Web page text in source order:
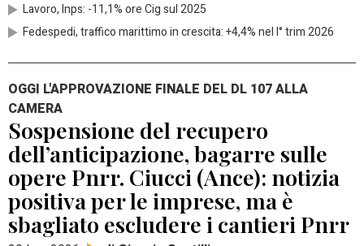
Lavoro, Inps: -11,1% ore Cig sul 2025
Fedespedi, traffico marittimo in crescita: +4,4% nel I° trim 2026
OGGI L'APPROVAZIONE FINALE DEL DL 107 ALLA
CAMERA
Sospensione del recupero
dell’anticipazione, bagarre sulle
opere Pnrr. Ciucci (Ance): notizia
positiva per le imprese, ma è
sbagliato escludere i cantieri Pnrr